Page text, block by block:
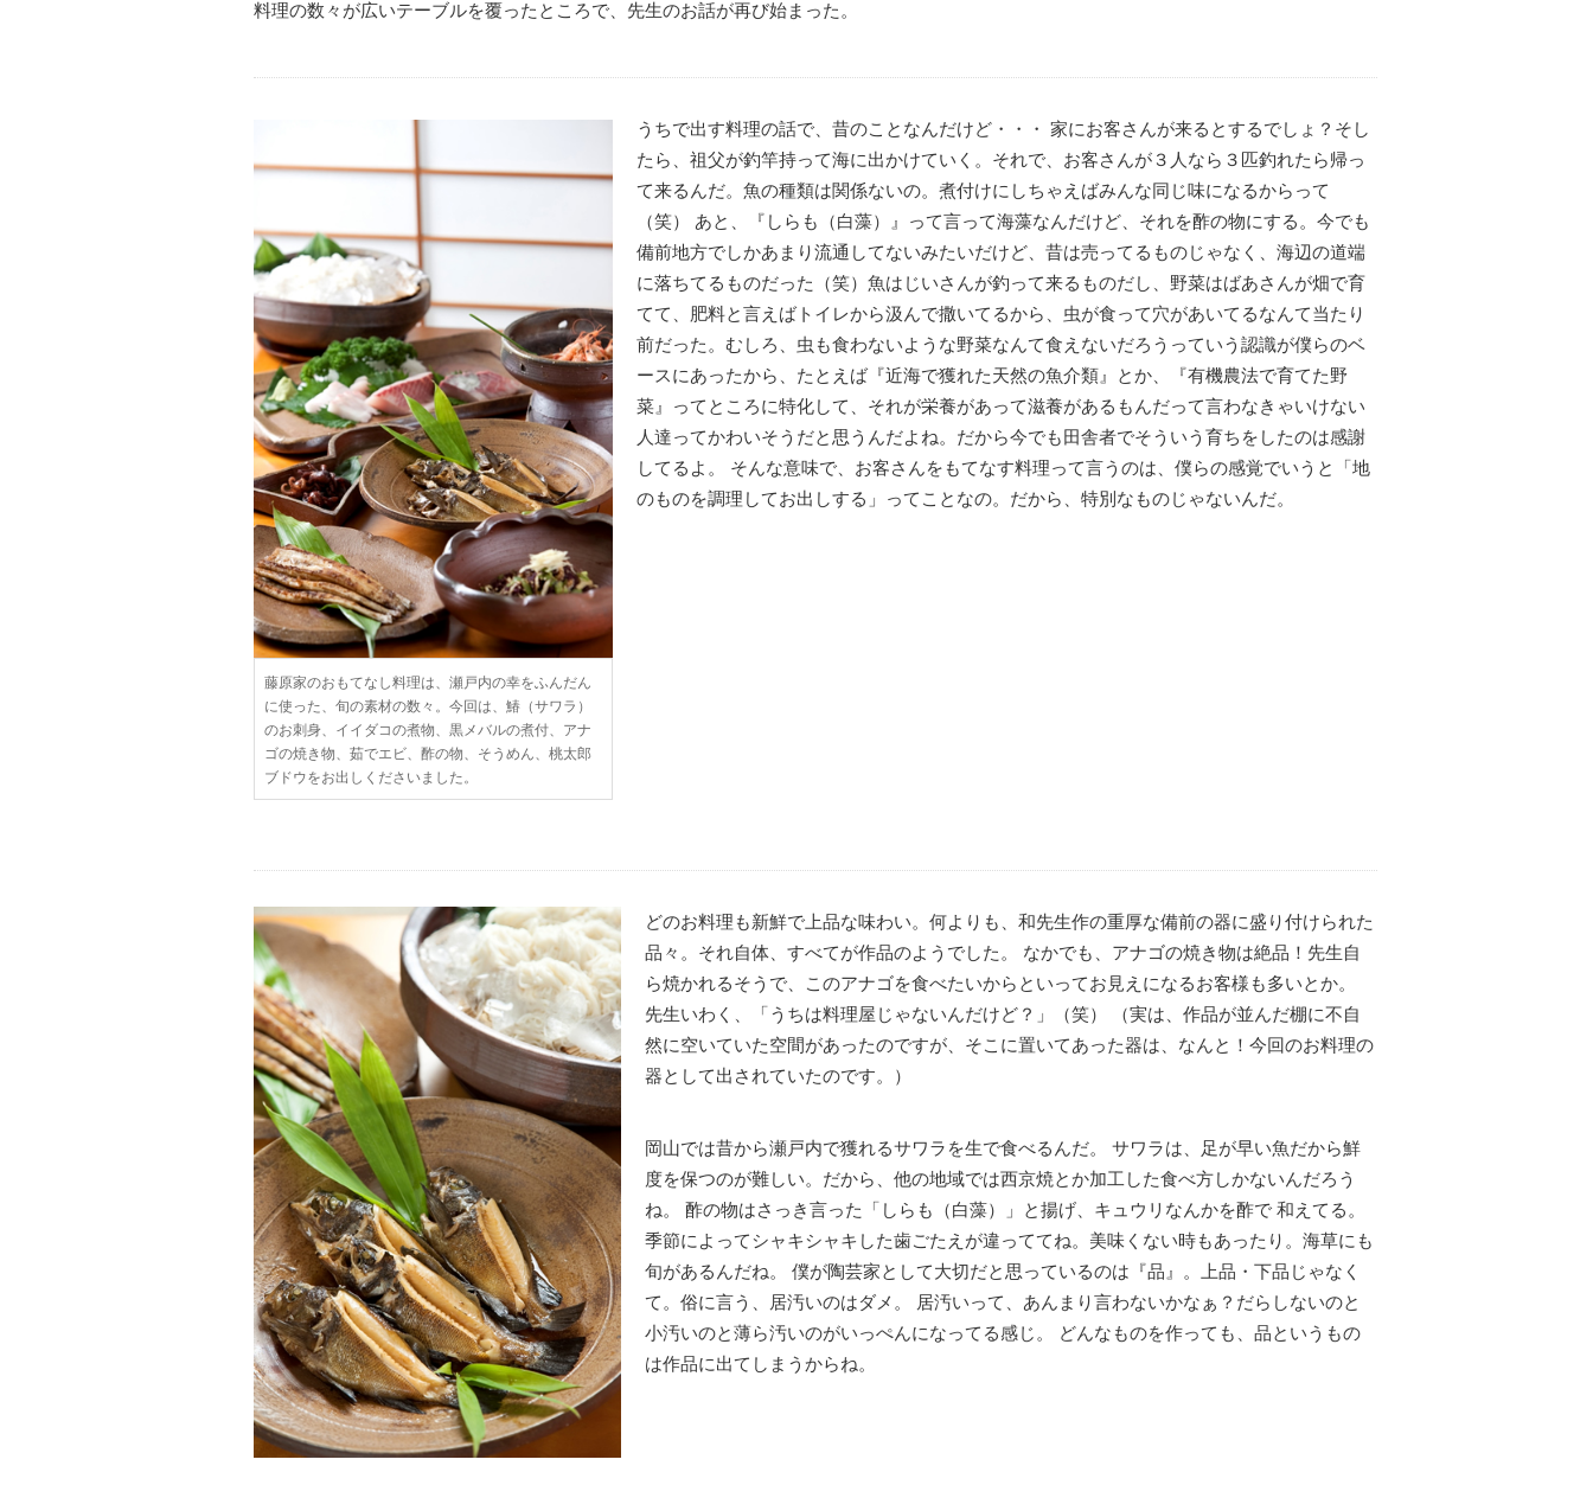
料理の数々が広いテーブルを覆ったところで、先生のお話が再び始まった。
藤原家のおもてなし料理は、瀬戸内の幸をふんだん
に使った、旬の素材の数々。今回は、鰆（サワラ）
のお刺身、イイダコの煮物、黒メバルの煮付、アナ
ゴの焼き物、茹でエビ、酢の物、そうめん、桃太郎
ブドウをお出しくださいました。
うちで出す料理の話で、昔のことなんだけど・・・ 家にお客さんが来るとするでしょ？そし
たら、祖父が釣竿持って海に出かけていく。それで、お客さんが３人なら３匹釣れたら帰っ
て来るんだ。魚の種類は関係ないの。煮付けにしちゃえばみんな同じ味になるからって
（笑） あと、『しらも（白藻）』って言って海藻なんだけど、それを酢の物にする。今でも
備前地方でしかあまり流通してないみたいだけど、昔は売ってるものじゃなく、海辺の道端
に落ちてるものだった（笑）魚はじいさんが釣って来るものだし、野菜はばあさんが畑で育
てて、肥料と言えばトイレから汲んで撒いてるから、虫が食って穴があいてるなんて当たり
前だった。むしろ、虫も食わないような野菜なんて食えないだろうっていう認識が僕らのベ
ースにあったから、たとえば『近海で獲れた天然の魚介類』とか、『有機農法で育てた野
菜』ってところに特化して、それが栄養があって滋養があるもんだって言わなきゃいけない
人達ってかわいそうだと思うんだよね。だから今でも田舎者でそういう育ちをしたのは感謝
してるよ。 そんな意味で、お客さんをもてなす料理って言うのは、僕らの感覚でいうと「地
のものを調理してお出しする」ってことなの。だから、特別なものじゃないんだ。
どのお料理も新鮮で上品な味わい。何よりも、和先生作の重厚な備前の器に盛り付けられた
品々。それ自体、すべてが作品のようでした。 なかでも、アナゴの焼き物は絶品！先生自
ら焼かれるそうで、このアナゴを食べたいからといってお見えになるお客様も多いとか。
先生いわく、「うちは料理屋じゃないんだけど？」（笑） （実は、作品が並んだ棚に不自
然に空いていた空間があったのですが、そこに置いてあった器は、なんと！今回のお料理の
器として出されていたのです。）
岡山では昔から瀬戸内で獲れるサワラを生で食べるんだ。 サワラは、足が早い魚だから鮮
度を保つのが難しい。だから、他の地域では西京焼とか加工した食べ方しかないんだろう
ね。 酢の物はさっき言った「しらも（白藻）」と揚げ、キュウリなんかを酢で 和えてる。
季節によってシャキシャキした歯ごたえが違っててね。美味くない時もあったり。海草にも
旬があるんだね。 僕が陶芸家として大切だと思っているのは『品』。上品・下品じゃなく
て。俗に言う、居汚いのはダメ。 居汚いって、あんまり言わないかなぁ？だらしないのと
小汚いのと薄ら汚いのがいっぺんになってる感じ。 どんなものを作っても、品というもの
は作品に出てしまうからね。